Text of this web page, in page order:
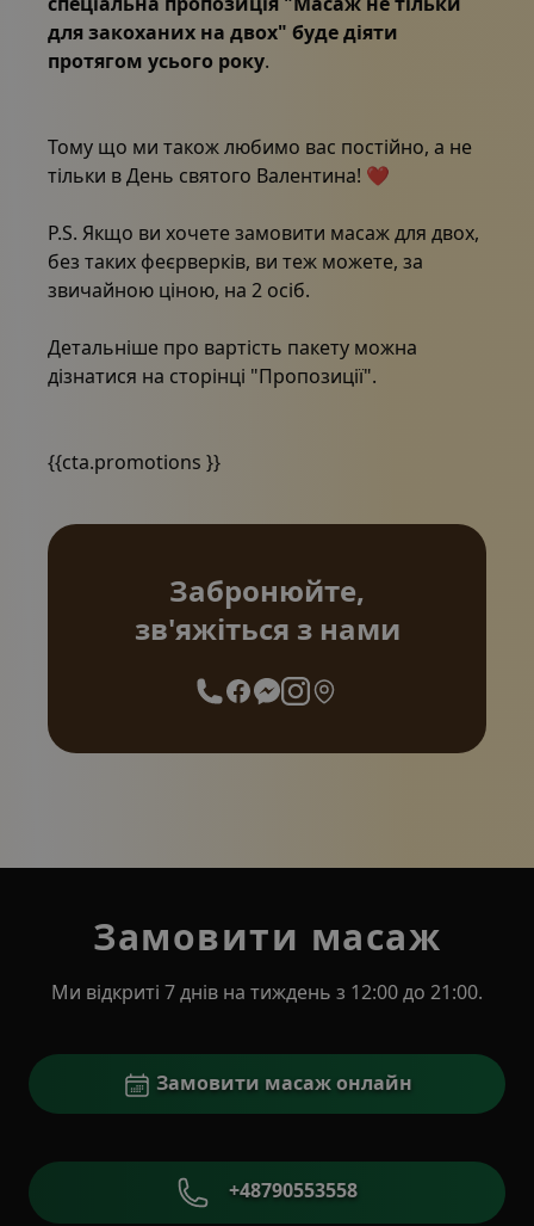
для закоханих на двох" буде діяти
протягом усього року.
Тому що ми також любимо вас постійно, а не
тільки в День святого Валентина! ❤️️
P.S. Якщо ви хочете замовити масаж для двох,
без таких феєрверків, ви теж можете, за
звичайною ціною, на 2 осіб.
Детальніше про вартість пакету можна
дізнатися на сторінці "Пропозиції".
{{cta.promotions }}
Забронюйте,
зв'яжіться з нами
Замовити масаж
Ми відкриті 7 днів на тиждень з 12:00 до 21:00.
Замовити масаж онлайн
+48790553558